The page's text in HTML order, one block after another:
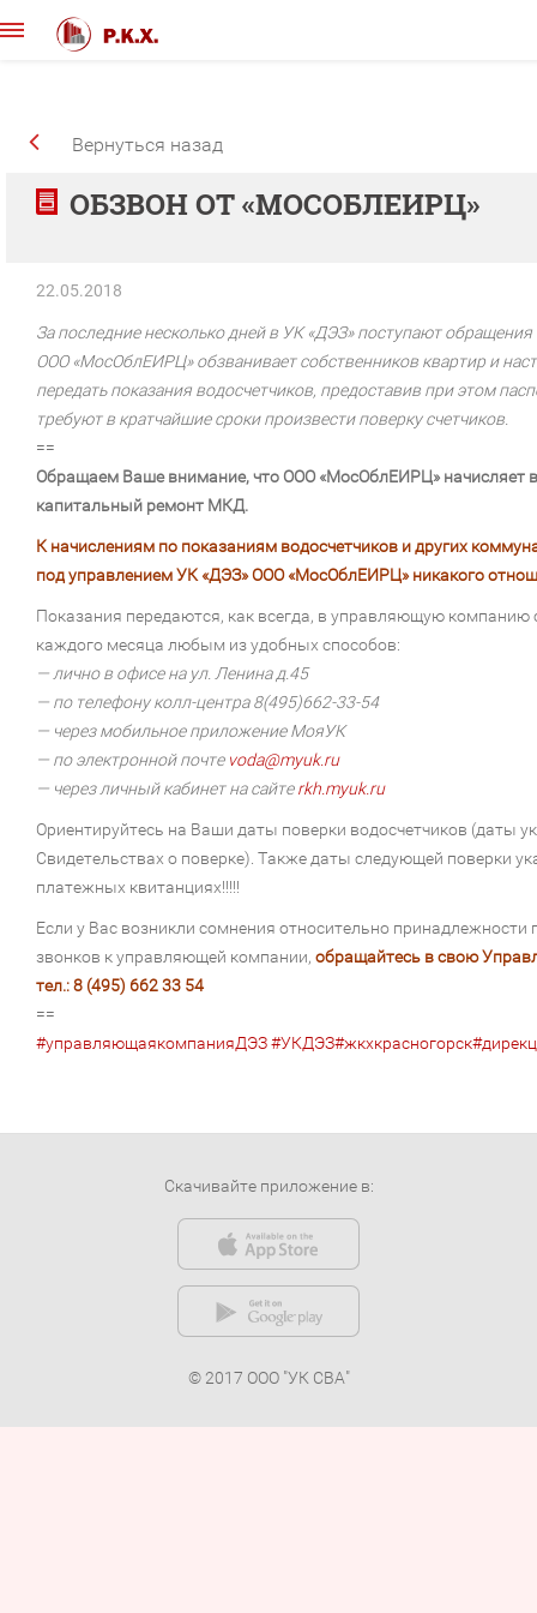
Вернуться назад
ОБЗВОН ОТ «МОСОБЛЕИРЦ»
22.05.2018
За последние несколько дней в УК «ДЭЗ» поступают
ООО «МосОблЕИРЦ» обзванивает собственников квартир и
передать показания водосчетчиков, предоставив при этом
требуют в кратчайшие сроки произвести поверку счетчиков.
==
Обращаем Ваше внимание, что ООО «МосОблЕИРЦ» начисляет
капитальный ремонт МКД.
К начислениям по показаниям водосчетчиков и других
под управлением УК «ДЭЗ» ООО «МосОблЕИРЦ» никакого
Показания передаются, как всегда, в управляющую компанию
каждого месяца любым из удобных способов:
— лично в офисе на ул. Ленина д.45
— по телефону колл-центра 8(495)662-33-54
— через мобильное приложение МояУК
— по электронной почте voda@myuk.ru
— через личный кабинет на сайтеrkh.myuk.ru
Ориентируйтесь на Ваши даты поверки водосчетчиков (даты
Свидетельствах о поверке). Также даты следующей поверки
платежных квитанциях!!!!!
Если у Вас возникли сомнения относительно
звонков к управляющей компании, обращайтесь в свою
тел.: 8 (495) 662 33 54
==
#управляющаякомпанияДЭЗ#УКДЭЗ#жкхкрасногорск
Скачивайте приложение в:
© 2017 ООО "УК СВА"